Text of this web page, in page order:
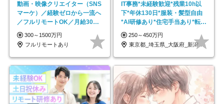
動画・映像クリエイター（SNS
マーケ）／経験ゼロから一流へ
／フルリモートOK／月給30万
円～／年休130日以上
300～1500万円
フルリモートあり
IT事務*未経験歓迎*残業10h以
下*年休130日*服装・髪型自由
*AI研修あり*住宅手当あり*転勤
なし
250～450万円
東京都_埼玉県_大阪府_新潟県_福岡県